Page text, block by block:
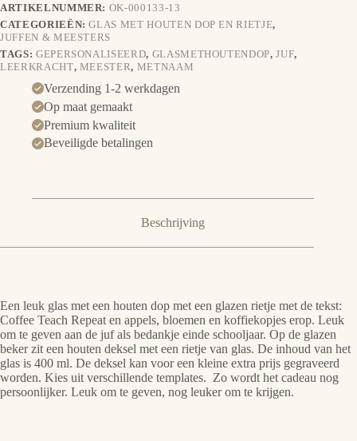
Teach,
Repeat
aantal
ARTIKELNUMMER: OK-000133-13
CATEGORIEËN:GLAS MET HOUTEN DOP EN RIETJE,
JUFFEN & MEESTERS
TAGS: GEPERSONALISEERD, GLASMETHOUTENDOP,JUF,
LEERKRACHT, MEESTER, METNAAM
Verzending 1-2 werkdagen
Op maat gemaakt
Premium kwaliteit
Beveiligde betalingen
Beschrijving
Een leuk glas met een houten dop met een glazen rietje met de tekst:
Coffee Teach Repeat en appels, bloemen en koffiekopjes erop. Leuk
om te geven aan de juf als bedankje einde schooljaar. Op de glazen
beker zit een houten deksel met een rietje van glas. De inhoud van het
glas is 400 ml. De deksel kan voor een kleine extra prijs gegraveerd
worden. Kies uit verschillende templates. Zo wordt het cadeau nog
persoonlijker. Leuk om te geven, nog leuker om te krijgen.